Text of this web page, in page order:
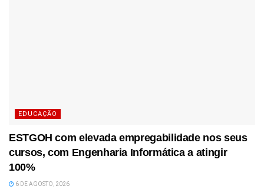
EDUCAÇÃO
ESTGOH com elevada empregabilidade nos seus
cursos, com Engenharia Informática a atingir
100%
6 DE AGOSTO, 2026